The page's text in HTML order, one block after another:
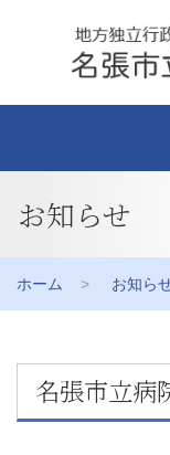
お知らせ
ホーム お知ら
名張市立病